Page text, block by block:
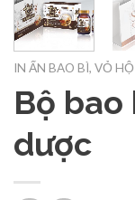
IN ẤN BAO BÌ, VỎ
Bộ bao
dược